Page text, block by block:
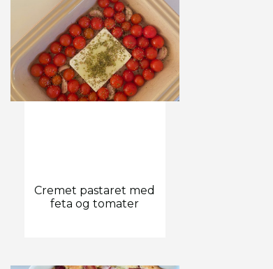
Cremet pastaret med
feta og tomater